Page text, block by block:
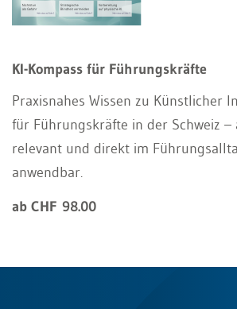
KI-Kompass für Führungskräfte
Praxisnahes Wissen zu Künstlicher
für Führungskräfte in der Schweiz –
relevant und direkt im
anwendbar.
ab CHF 98.00